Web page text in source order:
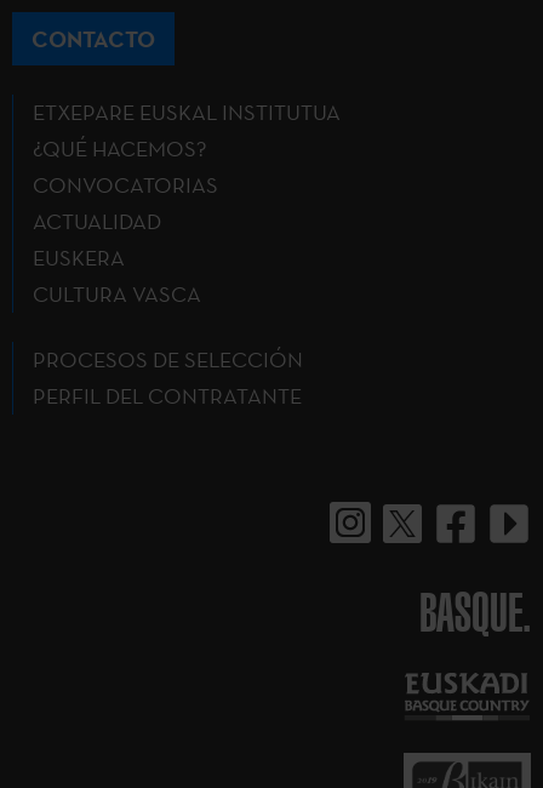
CONTACTO
ETXEPARE EUSKAL INSTITUTUA
¿QUÉ HACEMOS?
CONVOCATORIAS
ACTUALIDAD
EUSKERA
CULTURA VASCA
PROCESOS DE SELECCIÓN
PERFIL DEL CONTRATANTE
BASQUE.